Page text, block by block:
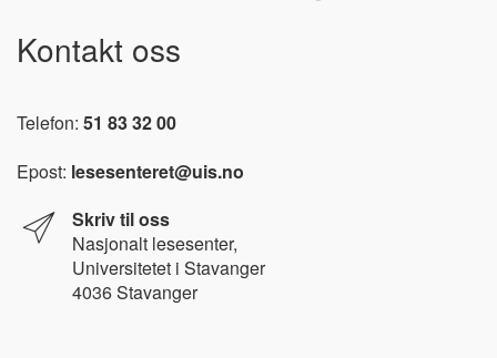
Kontakt oss
Telefon: 51 83 32 00
Epost: lesesenteret@uis.no
Skriv til oss
Nasjonalt lesesenter,
Universitetet i Stavanger
4036 Stavanger